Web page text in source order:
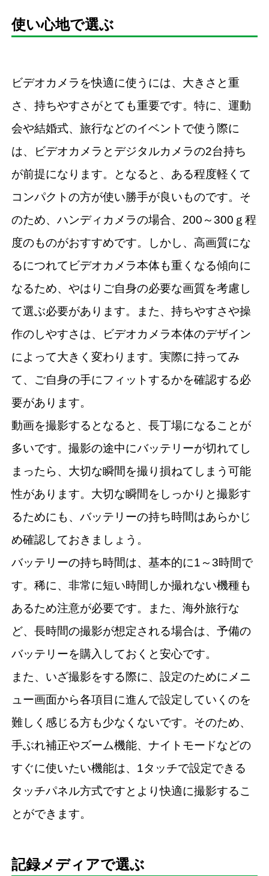
使い心地で選ぶ
ビデオカメラを快適に使うには、大きさと重
さ、持ちやすさがとても重要です。特に、運動
会や結婚式、旅行などのイベントで使う際に
は、ビデオカメラとデジタルカメラの2台持ち
が前提になります。となると、ある程度軽くて
コンパクトの方が使い勝手が良いものです。そ
のため、ハンディカメラの場合、200～300ｇ程
度のものがおすすめです。しかし、高画質にな
るにつれてビデオカメラ本体も重くなる傾向に
なるため、やはりご自身の必要な画質を考慮し
て選ぶ必要があります。また、持ちやすさや操
作のしやすさは、ビデオカメラ本体のデザイン
によって大きく変わります。実際に持ってみ
て、ご自身の手にフィットするかを確認する必
要があります。
動画を撮影するとなると、長丁場になることが
多いです。撮影の途中にバッテリーが切れてし
まったら、大切な瞬間を撮り損ねてしまう可能
性があります。大切な瞬間をしっかりと撮影す
るためにも、バッテリーの持ち時間はあらかじ
め確認しておきましょう。
バッテリーの持ち時間は、基本的に1～3時間で
す。稀に、非常に短い時間しか撮れない機種も
あるため注意が必要です。また、海外旅行な
ど、長時間の撮影が想定される場合は、予備の
バッテリーを購入しておくと安心です。
また、いざ撮影をする際に、設定のためにメニ
ュー画面から各項目に進んで設定していくのを
難しく感じる方も少なくないです。そのため、
手ぶれ補正やズーム機能、ナイトモードなどの
すぐに使いたい機能は、1タッチで設定できる
タッチパネル方式ですとより快適に撮影するこ
とができます。
記録メディアで選ぶ